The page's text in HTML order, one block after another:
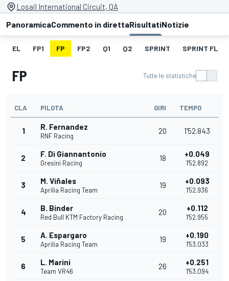
Losail International Circuit, QA
PanoramicaCommento in direttaRisultatiNotizie
EL FP1 FP FP2 Q1 Q2 SPRINT SPRINT FL
FP Tutte le statistiche
CLA PILOTA GIRI TEMPO
1 R. Fernandez
RNF Racing
20 1'52.843
2 F. Di Giannantonio
Gresini Racing
18 +0.049
1'52.892
3 M. Viñales
Aprilia Racing Team
19 +0.093
1'52.936
4 B. Binder
Red Bull KTM Factory Racing
20 +0.112
1'52.955
5 A. Espargaro
Aprilia Racing Team
19 +0.190
1'53.033
6 L. Marini
Team VR46
26 +0.251
1'53.094